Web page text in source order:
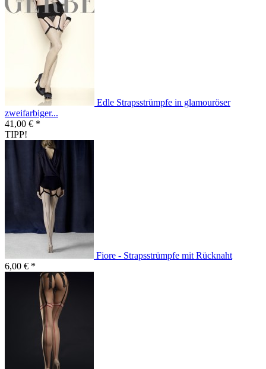
Edle Strapsstrümpfe in glamouröser
zweifarbiger...
41,00 € *
TIPP!
Fiore - Strapsstrümpfe mit Rücknaht
6,00 € *